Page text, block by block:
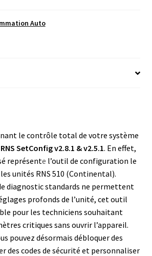
Auto
le contrôle total de votre système
RNS SetConfig v2.8.1 & v2.5.1. En effet,
représente l’outil de configuration le
unités RNS 510 (Continental).
diagnostic standards ne permettent
profonds de l’unité, cet outil
pour les techniciens souhaitant
critiques sans ouvrir l’appareil.
pouvez désormais débloquer des
des codes de sécurité et personnaliser